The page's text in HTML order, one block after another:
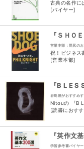
[バイヤー]
営業本部：野尻の
[営業本部]
『B L E
谷島屋がおすす
[読書におす
学習参考書バイヤ